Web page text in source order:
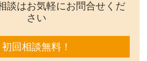
談はお気軽にお問合せくだ
さい
初回相談無料！